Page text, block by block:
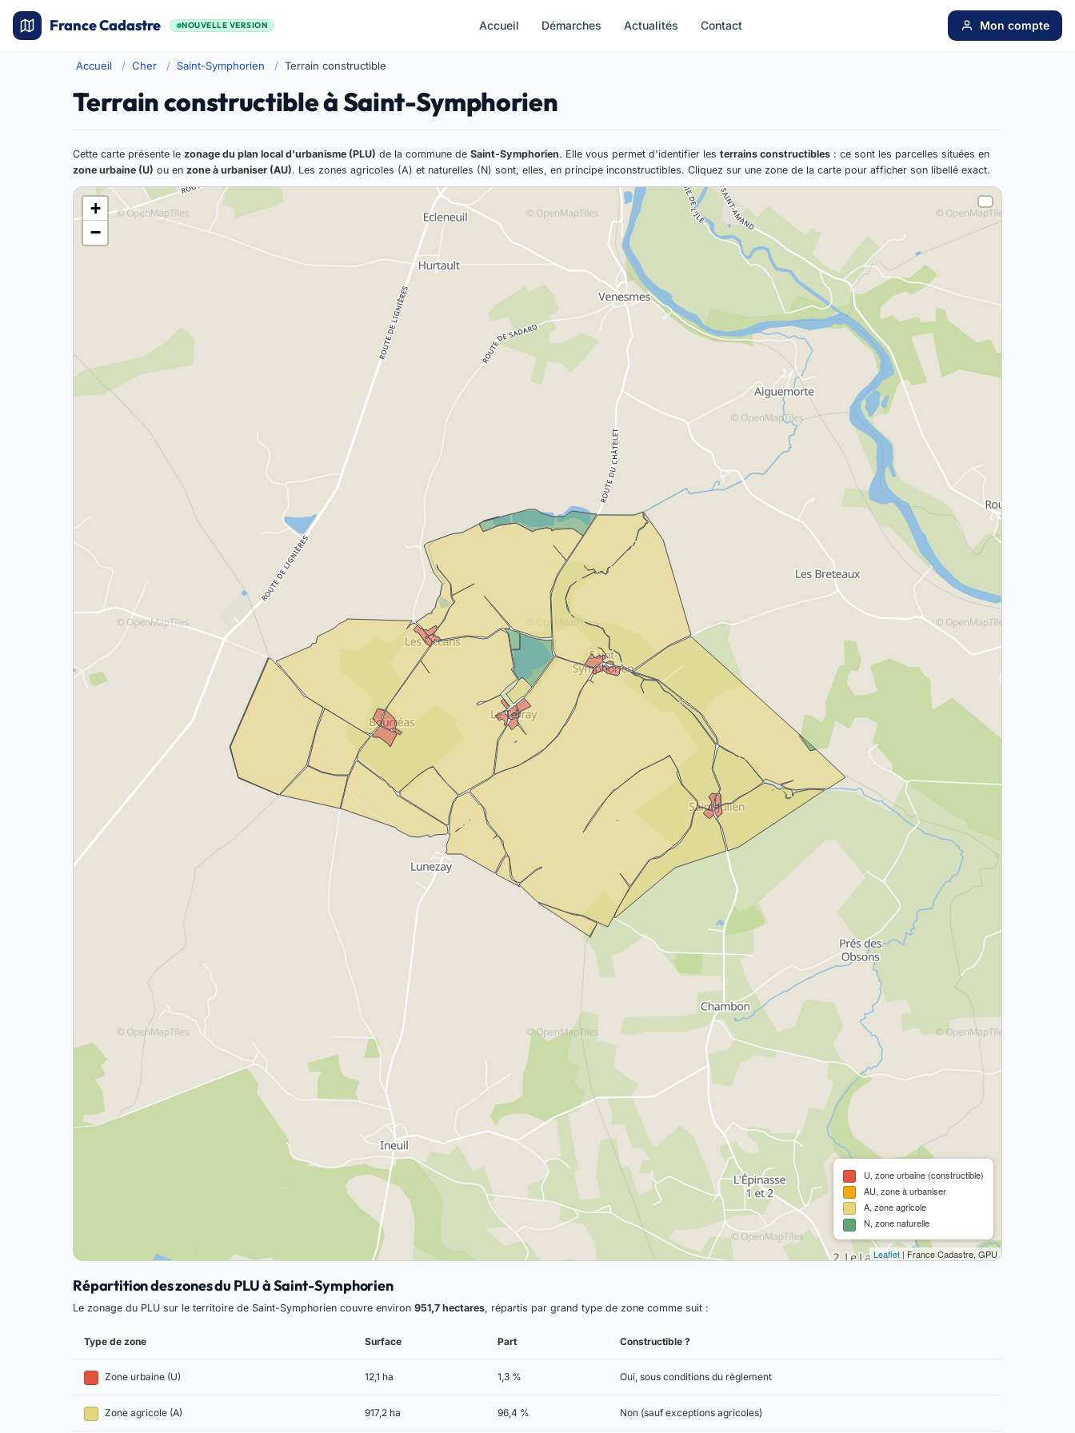
France Cadastre NOUVELLE VERSION Accueil Démarches Actualités Contact Mon compte
Accueil Cher Saint-Symphorien Terrain constructible
Terrain constructible à Saint-Symphorien
Cette carte présente lezonage du plan local d'urbanisme (PLU) de la commune deSaint-Symphorien. Elle vous permet d'identifier lesterrains constructibles : ce sont les parcelles situées en
zone urbaine (U) ou enzone à urbaniser (AU). Les zones agricoles (A) et naturelles (N) sont, elles, en principe inconstructibles. Cliquez sur une zone de la carte pour afficher son libellé exact.
+
−
U, zone urbaine (constructible)
AU, zone à urbaniser
A, zone agricole
N, zone naturelle
Leaflet| France Cadastre, GPU
Répartition des zones du PLU à Saint-Symphorien
Le zonage du PLU sur le territoire de Saint-Symphorien couvre environ951,7 hectares, répartis par grand type de zone comme suit :
Type de zone Surface Part Constructible ?
Zone urbaine (U) 12,1 ha 1,3 % Oui, sous conditions du règlement
Zone agricole (A) 917,2 ha 96,4 % Non (sauf exceptions agricoles)